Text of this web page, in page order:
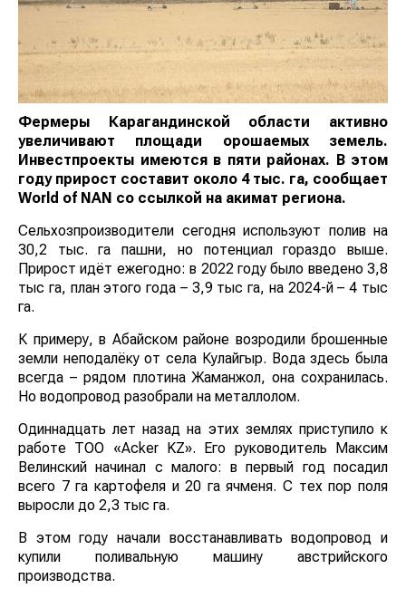
Фермеры Карагандинской области активно
увеличивают площади орошаемых земель.
Инвестпроекты имеются в пяти районах. В этом
году прирост составит около 4 тыс. га, сообщает
World of NAN со ссылкой на акимат региона.
Сельхозпроизводители сегодня используют полив на
30,2 тыс. га пашни, но потенциал гораздо выше.
Прирост идёт ежегодно: в 2022 году было введено 3,8
тыс га, план этого года – 3,9 тыс га, на 2024-й – 4 тыс
га.
К примеру, в Абайском районе возродили брошенные
земли неподалёку от села Кулайгыр. Вода здесь была
всегда – рядом плотина Жаманжол, она сохранилась.
Но водопровод разобрали на металлолом.
Одиннадцать лет назад на этих землях приступило к
работе ТОО «Acker KZ». Его руководитель Максим
Велинский начинал с малого: в первый год посадил
всего 7 га картофеля и 20 га ячменя. С тех пор поля
выросли до 2,3 тыс га.
В этом году начали восстанавливать водопровод и
купили поливальную машину австрийского
производства.